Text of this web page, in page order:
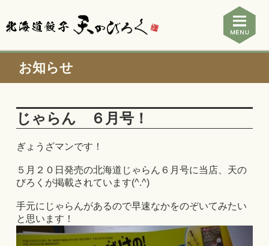
お知らせ
じゃらん ６月号！
ぎょうざマンです！
５月２０日発売の北海道じゃらん６月号に当店、天の
びろくが掲載されています(^.^)
手元にじゃらんがあるので早速なかをのぞいてみたい
と思います！